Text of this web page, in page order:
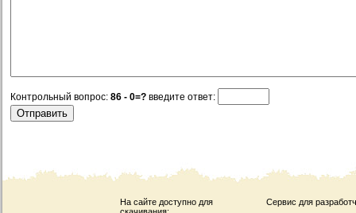
Контрольный вопрос: 86 - 0=? введите ответ:
На сайте доступно для
Сервис для